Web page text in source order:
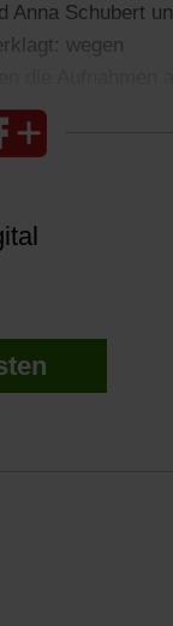
Anna Schubert
wegen
die Aufnahmen
mehr sehen.